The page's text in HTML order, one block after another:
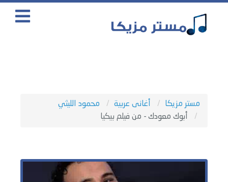
مستر مزيكا أغانى عربية
محمود الليثي
أبوك معودك - من فيلم بيكيا